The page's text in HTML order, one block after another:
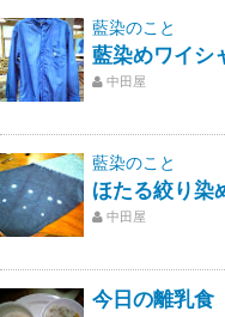
藍染のこと
藍染めワイシ
中田屋
藍染のこと
ほたる絞り染
中田屋
今日の離乳食